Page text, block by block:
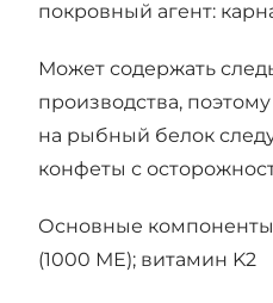
покровный агент:
Может содержать
производства,
на рыбный белок
конфеты с
Основные
(1000 МЕ); витамин K2